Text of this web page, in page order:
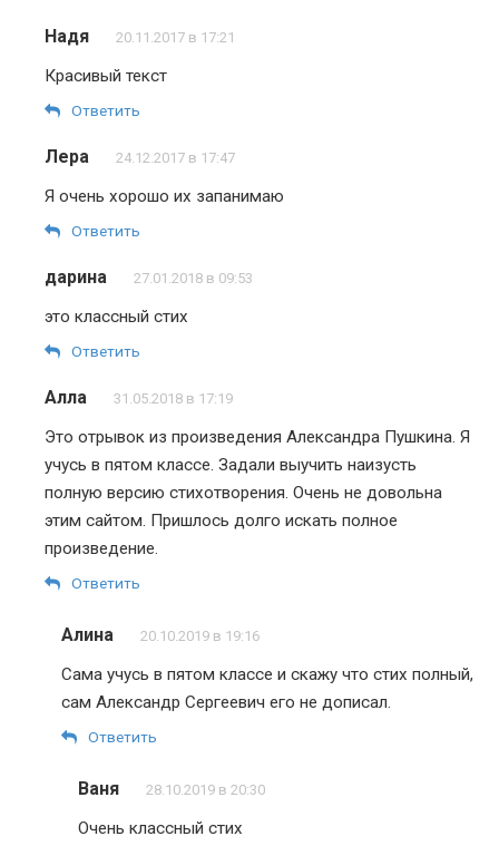
Надя 20.11.2017 в 17:21
Красивый текст
Ответить
Лера 24.12.2017 в 17:47
Я очень хорошо их запанимаю
Ответить
дарина 27.01.2018 в 09:53
это классный стих
Ответить
Алла 31.05.2018 в 17:19
Это отрывок из произведения Александра Пушкина. Я
учусь в пятом классе. Задали выучить наизусть
полную версию стихотворения. Очень не довольна
этим сайтом. Пришлось долго искать полное
произведение.
Ответить
Алина 20.10.2019 в 19:16
Сама учусь в пятом классе и скажу что стих полный,
сам Александр Сергеевич его не дописал.
Ответить
Ваня 28.10.2019 в 20:30
Очень классный стих